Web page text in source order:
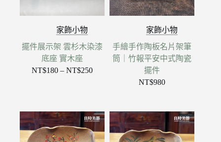
家飾小物
擺件展示架 雲杉木染漆
底座 實木座
NT$180 – NT$250價
NT$180
到
NT$250
家飾小物
手繪手作陶板名片架筆
筒｜竹報平安中式陶瓷
擺件
NT$980